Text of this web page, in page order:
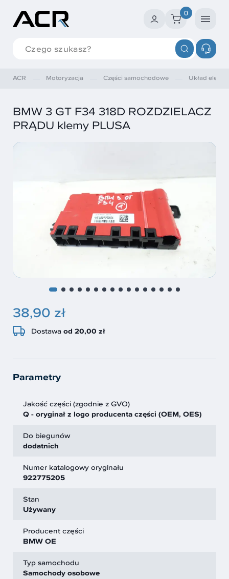
0
ACR Motoryzacja Części samochodowe Układ
BMW 3 GT F34 318D ROZDZIELACZ
PRĄDU klemy PLUSA
38,90 zł
Dostawa od 20,00 zł
Parametry
Jakość części (zgodnie z GVO)
Q - oryginał z logo producenta części (OEM, OES)
Do biegunów
dodatnich
Numer katalogowy oryginału
922775205
Stan
Używany
Producent części
BMW OE
Typ samochodu
Samochody osobowe